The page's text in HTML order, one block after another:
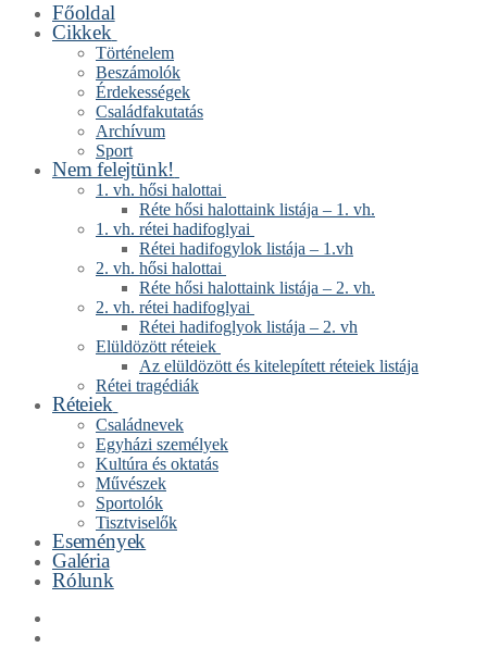
Főoldal
Cikkek
Történelem
Beszámolók
Érdekességek
Családfakutatás
Archívum
Sport
Nem felejtünk!
1. vh. hősi halottai
Réte hősi halottaink listája – 1. vh.
1. vh. rétei hadifoglyai
Rétei hadifogylok listája – 1.vh
2. vh. hősi halottai
Réte hősi halottaink listája – 2. vh.
2. vh. rétei hadifoglyai
Rétei hadifoglyok listája – 2. vh
Elüldözött réteiek
Az elüldözött és kitelepített réteiek listája
Rétei tragédiák
Réteiek
Családnevek
Egyházi személyek
Kultúra és oktatás
Művészek
Sportolók
Tisztviselők
Események
Galéria
Rólunk